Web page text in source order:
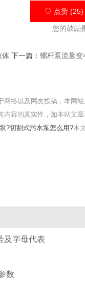
♡ 点赞 (25)
您的鼓励
体 下一篇： 螺杆泵流量
网络以及网友投稿，本网
内容的真实性，如本站文
?切割式污水泵怎么用?本
及字母代表
数